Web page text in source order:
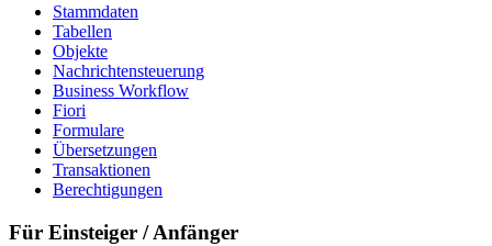
Stammdaten
Tabellen
Objekte
Nachrichtensteuerung
Business Workflow
Fiori
Formulare
Übersetzungen
Transaktionen
Berechtigungen
Für Einsteiger / Anfänger